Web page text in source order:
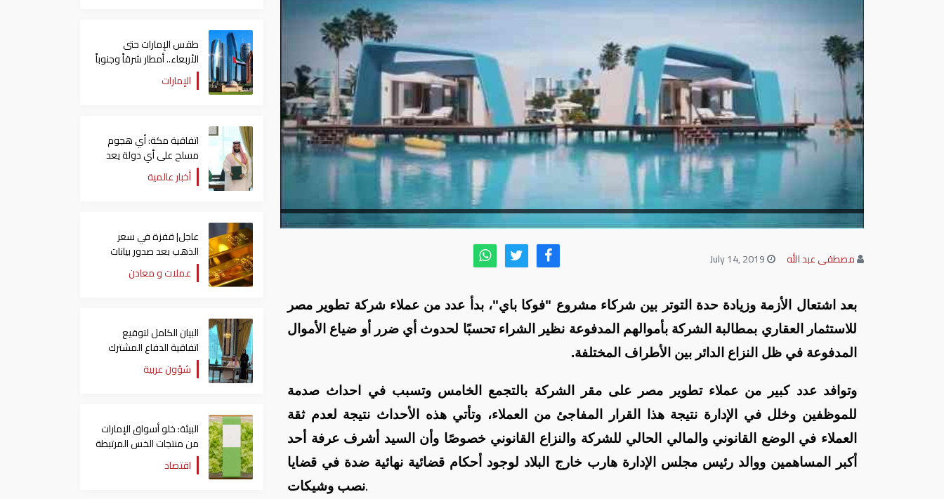
مصطفى عبد الله
بعد اشتعال الأزمة وزيادة حدة التوتر بين شركاء مشروع "فوكا باي"، بدأ عدد من عملاء شركة تطوير مصر
للاستثمار العقاري بمطالبة الشركة بأموالهم المدفوعة نظير الشراء تحسبًا لحدوث أي ضرر أو ضياع الأموال
المدفوعة في ظل النزاع الدائر بين الأطراف المختلفة.
وتوافد عدد كبير من عملاء تطوير مصر على مقر الشركة بالتجمع الخامس وتسبب في احداث صدمة
للموظفين وخلل في الإدارة نتيجة هذا القرار المفاجئ من العملاء، وتأتي هذه الأحداث نتيجة لعدم ثقة
العملاء في الوضع القانوني والمالي الحالي للشركة والنزاع القانوني خصوصًا وأن السيد أشرف عرفة أحد
أكبر المساهمين ووالد رئيس مجلس الإدارة هارب خارج البلاد لوجود أحكام قضائية نهائية ضدة في قضايا
نصب وشيكات.
طقس الإمارات حتى
الأربعاء.. أمطار شرقاً وجنوباً
وانخفاض تدريجي للحرارة
الإمارات
اتفاقية مكة: أي هجوم
مسلح على أي دولة يعد
هجوما على الدول الثلاث
جميعا
أخبار عالمية
عاجل| قفزة في سعر
الذهب بعد صدور بيانات
الوظائف الأمريكية
عملات و معادن
البيان الكامل لتوقيع
اتفاقية الدفاع المشترك
بين السعودية وتركيا
وباكستان
شؤون عربية
البيئة: خلو أسواق الإمارات
من منتجات الخس المرتبطة
بتفشي داء السيكلوسبورا
اقتصاد